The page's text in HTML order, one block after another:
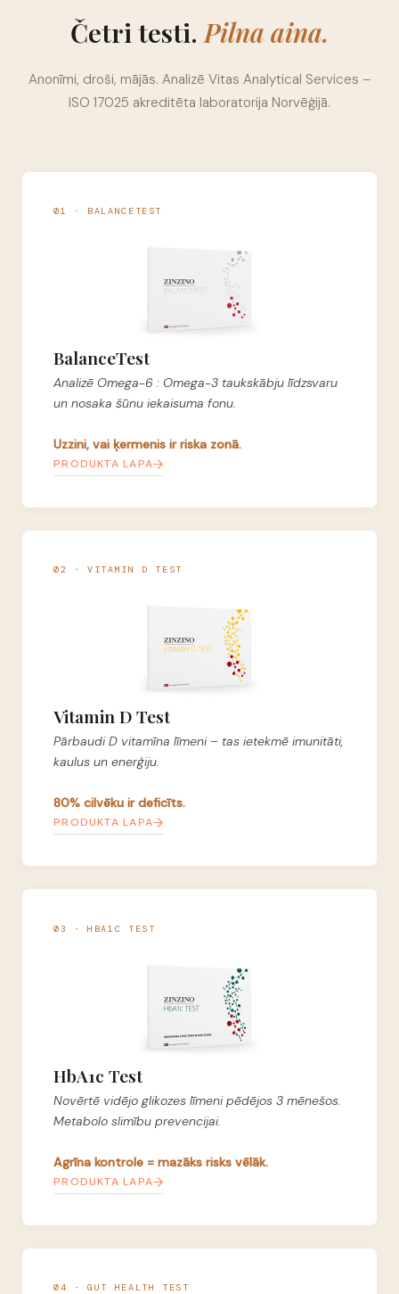
Četri testi. Pilna aina.
Anonīmi, droši, mājās. Analizē Vitas Analytical Services –
ISO 17025 akreditēta laboratorija Norvēģijā.
01 · BALANCETEST
BalanceTest
Analizē Omega-6 : Omega-3 taukskābju līdzsvaru
un nosaka šūnu iekaisuma fonu.
Uzzini, vai ķermenis ir riska zonā.
PRODUKTA LAPA
02 · VITAMIN D TEST
Vitamin D Test
Pārbaudi D vitamīna līmeni – tas ietekmē imunitāti,
kaulus un enerģiju.
80% cilvēku ir deficīts.
PRODUKTA LAPA
03 · HBA1C TEST
HbA1c Test
Novērtē vidējo glikozes līmeni pēdējos 3 mēnešos.
Metabolo slimību prevencijai.
Agrīna kontrole = mazāks risks vēlāk.
PRODUKTA LAPA
04 · GUT HEALTH TEST